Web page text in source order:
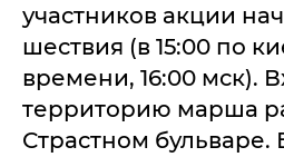
участников акции
шествия (в 15:00 по
времени, 16:00 мск).
территорию марша
Страстном